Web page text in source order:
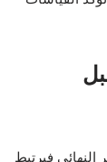
فيرتبط